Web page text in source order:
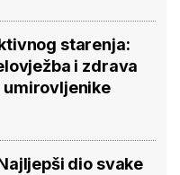
starenja:
i zdrava
umirovljenike
dio svake